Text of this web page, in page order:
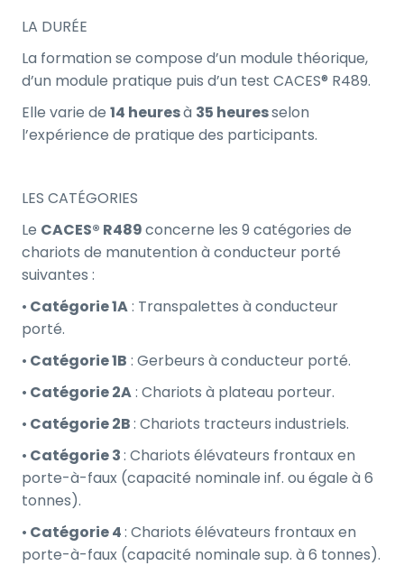
LA DURÉE
La formation se compose d’un module théorique,
d’un module pratique puis d’un test CACES® R489.
Elle varie de 14 heuresà 35 heuresselon
l’expérience de pratique des participants.
LES CATÉGORIES
Le CACES® R489concerne les 9 catégories de
chariots de manutention à conducteur porté
suivantes :
• Catégorie 1A: Transpalettes à conducteur
porté.
• Catégorie 1B : Gerbeurs à conducteur porté.
• Catégorie 2A: Chariots à plateau porteur.
• Catégorie 2B: Chariots tracteurs industriels.
• Catégorie 3: Chariots élévateurs frontaux en
porte-à-faux (capacité nominale inf. ou égale à 6
tonnes).
• Catégorie 4: Chariots élévateurs frontaux en
porte-à-faux (capacité nominale sup. à 6 tonnes).